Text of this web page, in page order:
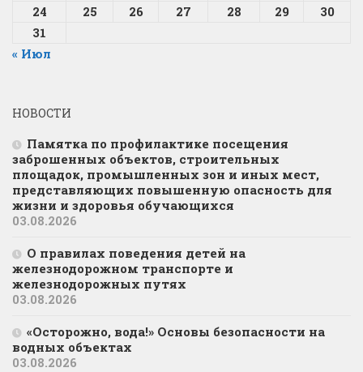
24
25 26 27 28 29
30
31
« Июл
НОВОСТИ
Памятка по профилактике посещения
заброшенных объектов, строительных
площадок, промышленных зон и иных мест,
представляющих повышенную опасность для
жизни и здоровья обучающихся
03.08.2026
О правилах поведения детей на
железнодорожном транспорте и
железнодорожных путях
03.08.2026
«Осторожно, вода!» Основы безопасности на
водных объектах
03.08.2026